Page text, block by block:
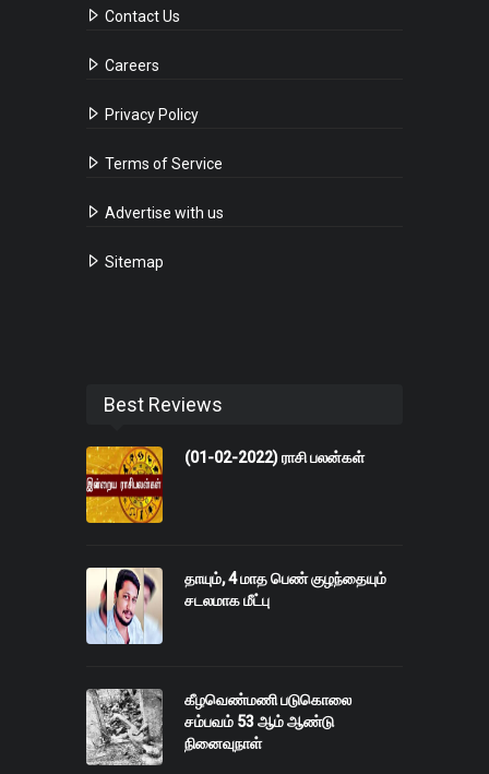
Contact Us
Careers
Privacy Policy
Terms of Service
Advertise with us
Sitemap
Best Reviews
(01-02-2022) ராசி பலன்கள்
தாயும், 4 மாத பெண் குழந்தையும்
சடலமாக மீட்பு
கீழவெண்மணி படுகொலை
சம்பவம் 53 ஆம் ஆண்டு
நினைவுநாள்